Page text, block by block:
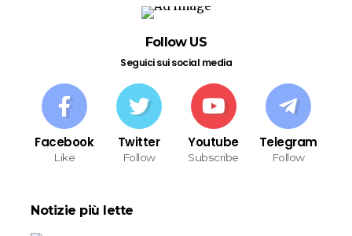
Follow US
Seguici sui social media
Facebook
Like
Twitter
Follow
Youtube
Subscribe
Telegram
Follow
Notizie più lette